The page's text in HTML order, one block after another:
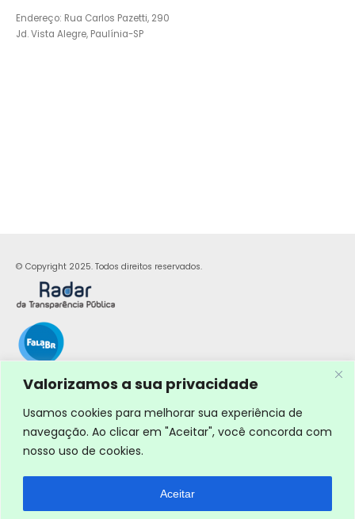
Valorizamos a sua privacidade
Usamos cookies para melhorar sua experiência de
navegação. Ao clicar em "Aceitar", você concorda com
nosso uso de cookies.
Aceitar
Endereço: Rua Carlos Pazetti, 290
Jd. Vista Alegre, Paulínia-SP
© Copyright 2025. Todos direitos reservados.